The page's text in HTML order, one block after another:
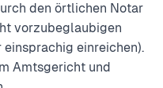
den örtlichen Notar
vorzubeglaubigen
einreichen).
Amtsgericht und